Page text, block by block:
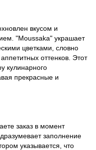
вкусом и
"Moussaka" украшает
цветками, словно
оттенков. Этот
кулинарного
прекрасные и
заказ в момент
заполнение
указывается, что